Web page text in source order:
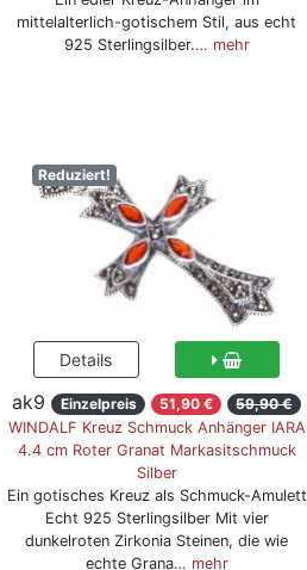
mittelalterlich-gotischem Stil, aus echt
925 Sterlingsilber.… mehr
Reduziert!
ak9 Einzelpreis 51,90 €
59,90 €
WINDALF Kreuz Schmuck Anhänger IARA
4.4 cm Roter Granat Markasitschmuck
Silber
Ein gotisches Kreuz als Schmuck-Amulett
Echt 925 Sterlingsilber Mit vier
dunkelroten Zirkonia Steinen, die wie
echte Grana… mehr